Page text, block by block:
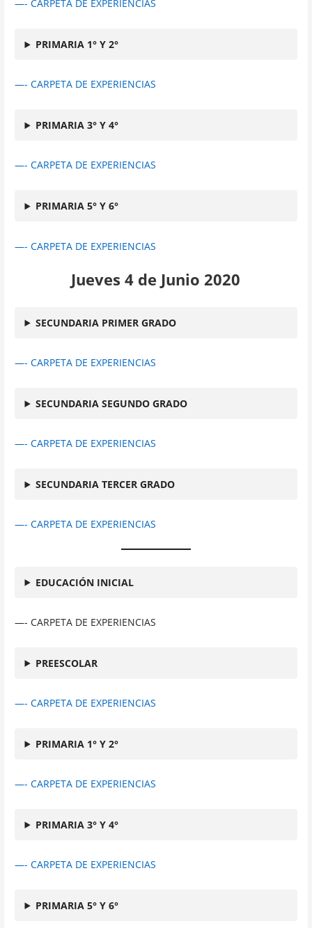
—- CARPETA DE EXPERIENCIAS
PRIMARIA 1° Y 2°
—- CARPETA DE EXPERIENCIAS
PRIMARIA 3° Y 4°
—- CARPETA DE EXPERIENCIAS
PRIMARIA 5° Y 6°
—- CARPETA DE EXPERIENCIAS
Jueves 4 de Junio 2020
SECUNDARIA PRIMER GRADO
—- CARPETA DE EXPERIENCIAS
SECUNDARIA SEGUNDO GRADO
—- CARPETA DE EXPERIENCIAS
SECUNDARIA TERCER GRADO
—- CARPETA DE EXPERIENCIAS
EDUCACIÓN INICIAL
—- CARPETA DE EXPERIENCIAS
PREESCOLAR
—- CARPETA DE EXPERIENCIAS
PRIMARIA 1° Y 2°
—- CARPETA DE EXPERIENCIAS
PRIMARIA 3° Y 4°
—- CARPETA DE EXPERIENCIAS
PRIMARIA 5° Y 6°